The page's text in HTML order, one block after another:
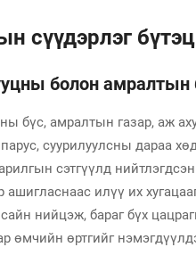
сүүдэрлэг
болон амралтын
бүс, амралтын газар, аж
суурилуулсны дараа
сэтгүүлд
ашигласнаас илүү их
нийцэж, бараг бүх
өмчийн өртгийг